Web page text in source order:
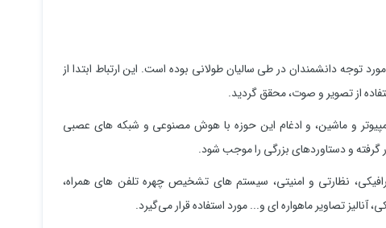
توجه دانشمندان در طی سالیان طولانی بوده است. این ارتباط ابتدا از
از تصویر و صوت، محقق گردید.
و ماشین، و ادغام این حوزه با هوش مصنوعی و شبکه های عصبی
و دستاوردهای بزرگی را موجب شود.
نظارتی و امنیتی، سیستم های تشخیص چهره تلفن های همراه،
تصاویر ماهواره‌ ای و... مورد استفاده قرار می‌گیرد.